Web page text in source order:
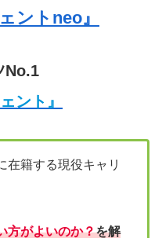
ントneo』
No.1
ント』
在籍する現役キャリ
方がよいのか？を解